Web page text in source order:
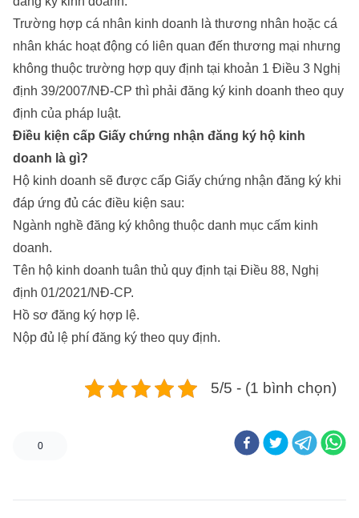
Trường hợp cá nhân kinh doanh là thương nhân hoặc cá
nhân khác hoạt động có liên quan đến thương mại nhưng
không thuộc trường hợp quy định tại khoản 1 Điều 3 Nghị
định 39/2007/NĐ-CP thì phải đăng ký kinh doanh theo quy
định của pháp luật.
Điều kiện cấp Giấy chứng nhận đăng ký hộ kinh
doanh là gì?
Hộ kinh doanh sẽ được cấp Giấy chứng nhận đăng ký khi
đáp ứng đủ các điều kiện sau:
Ngành nghề đăng ký không thuộc danh mục cấm kinh
doanh.
Tên hộ kinh doanh tuân thủ quy định tại Điều 88, Nghị
định 01/2021/NĐ-CP.
Hồ sơ đăng ký hợp lệ.
Nộp đủ lệ phí đăng ký theo quy định.
5/5 - (1 bình chọn)
0